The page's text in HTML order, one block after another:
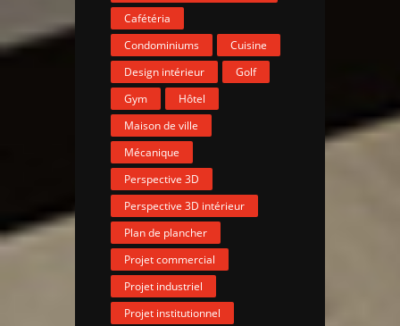
Cafétéria
Condominiums
Cuisine
Design intérieur
Golf
Gym
Hôtel
Maison de ville
Mécanique
Perspective 3D
Perspective 3D intérieur
Plan de plancher
Projet commercial
Projet industriel
Projet institutionnel